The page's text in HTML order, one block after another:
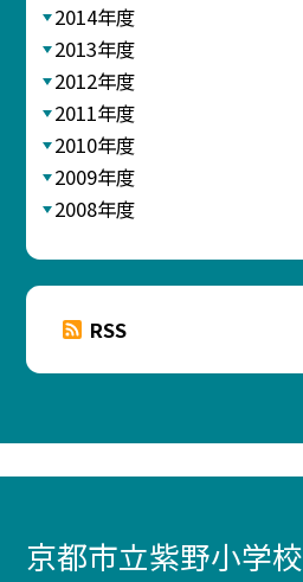
2014年度
2013年度
2012年度
2011年度
2010年度
2009年度
2008年度
RSS
京都市立紫野小学校